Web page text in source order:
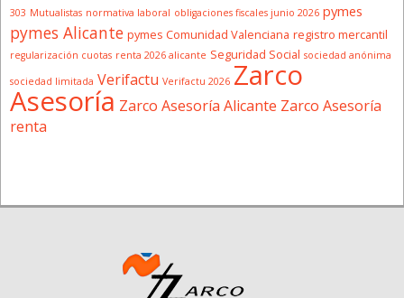
303 Mutualistas normativa laboral obligaciones fiscales junio 2026 pymes
pymes Alicante pymes Comunidad Valenciana registro mercantil
regularización cuotas renta 2026 alicante Seguridad Social sociedad anónima
sociedad limitada Verifactu Verifactu 2026 Zarco
Asesoría Zarco Asesoría Alicante Zarco Asesoría
renta